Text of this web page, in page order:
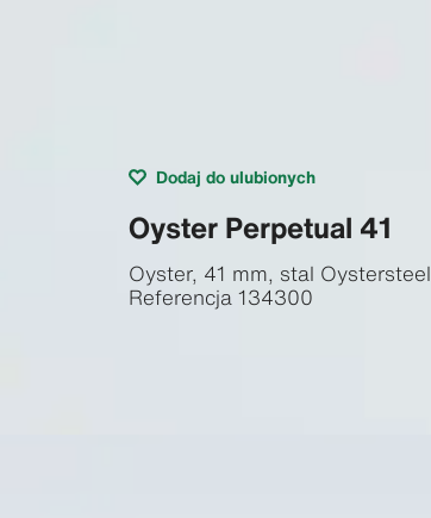
Dodaj do ulubionych
Oyster Perpetual 41
Oyster, 41 mm, stal Oystersteel
Referencja 134300